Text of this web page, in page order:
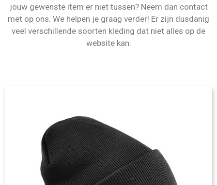
jouw gewenste item er niet tussen? Neem dan contact
met op ons. We helpen je graag verder! Er zijn dusdanig
veel verschillende soorten kleding dat niet alles op de
website kan.